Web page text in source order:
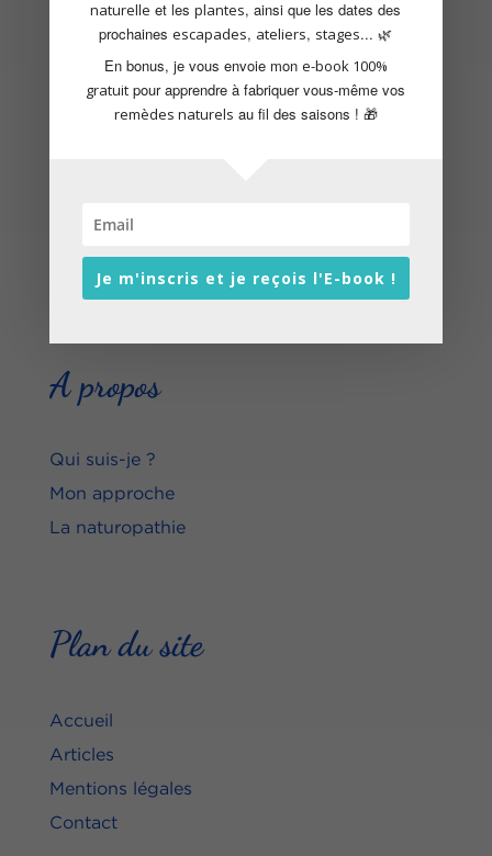
Escapades nature
Naturopathie
A propos
Qui suis-je ?
Mon approche
La naturopathie
Plan du site
Accueil
Articles
Mentions légales
Contact
naturelle et lesplantes, ainsi que les dates des
prochainesescapades, ateliers, stages... 🌿
En bonus, je vous envoie mon e-book 100%
gratuit pour apprendre à fabriquer vous-même vos
remèdes naturels au fil des saisons ! 🎁
Je m'inscris et je reçois l'E-book !